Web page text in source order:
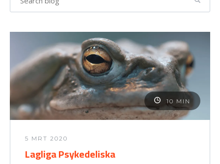
10 MIN
5 MRT 2020
Lagliga Psykedeliska